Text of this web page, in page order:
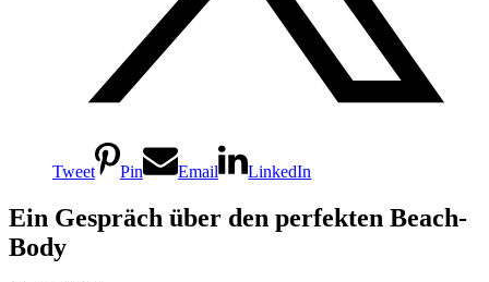
Tweet Pin Email LinkedIn
Ein Gespräch über den perfekten Beach-
Body